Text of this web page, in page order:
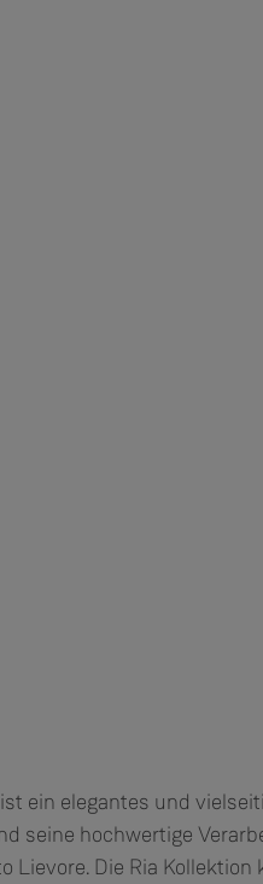
ein elegantes und
seine hochwertige
Lievore. Die Ria